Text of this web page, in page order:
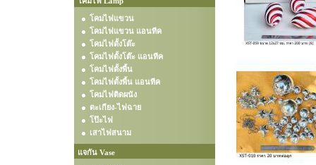
โคมไฟแขวน
โคมไฟแขวน แอนทีค
โคมไฟตั้งโต๊ะ
โคมไฟตั้งโต๊ะ แอนทีค
โคมไฟตั้งพื้น
โคมไฟตั้งพื้น แอนทีค
โคมไฟติดผนัง
ตะเกียง-ไฟฉาย
โป๊ะไฟ
เสาไฟสนาม
แจกัน Vase